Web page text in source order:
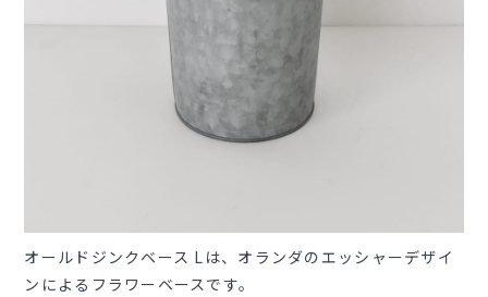
オールドジンクベース Lは、オランダのエッシャーデザイ
ンによるフラワーベースです。